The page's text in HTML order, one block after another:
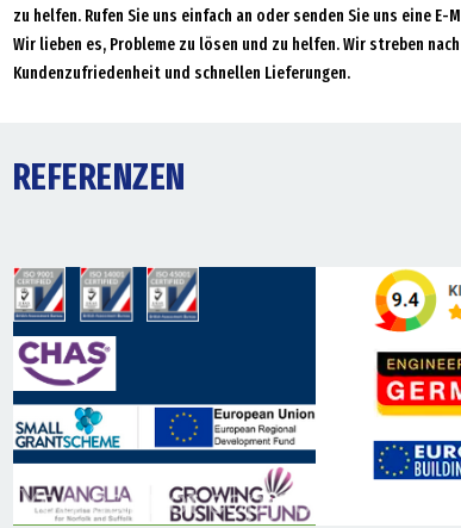
zu helfen. Rufen Sie uns einfach an oder senden Sie uns eine E-
Wir lieben es, Probleme zu lösen und zu helfen. Wir streben
Kundenzufriedenheit und schnellen Lieferungen.
REFERENZEN